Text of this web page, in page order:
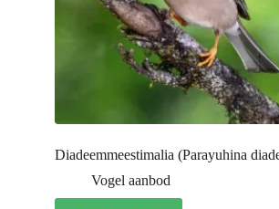
Diadeemmeestimalia (Parayuhina
Vogel aanbod